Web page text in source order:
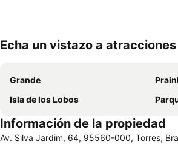
Echa un vistazo a
Grande
Isla de los Lobos
Información de la propiedad
Av. Silva Jardim, 64, 95560-000, Torres,